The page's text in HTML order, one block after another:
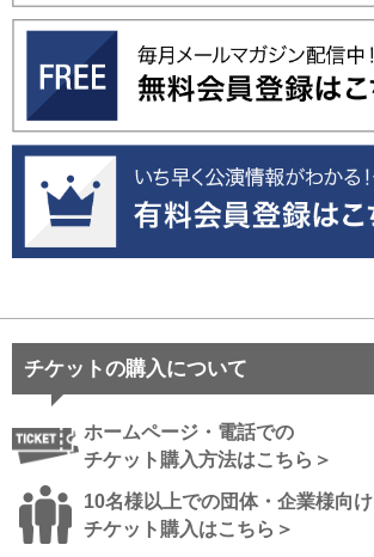
チケットの購入について
ホームページ・電話での
チケット購入方法はこちら＞
10名様以上での団体・企業様向け
チケット購入はこちら＞